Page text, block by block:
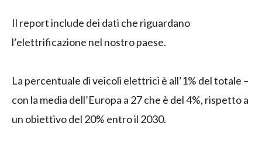
Il report include dei dati che riguardano
l’elettrificazione nel nostro paese.
La percentuale di veicoli elettrici è all’1% del totale –
con la media dell’Europa a 27 che è del 4%, rispetto a
un obiettivo del 20% entro il 2030.